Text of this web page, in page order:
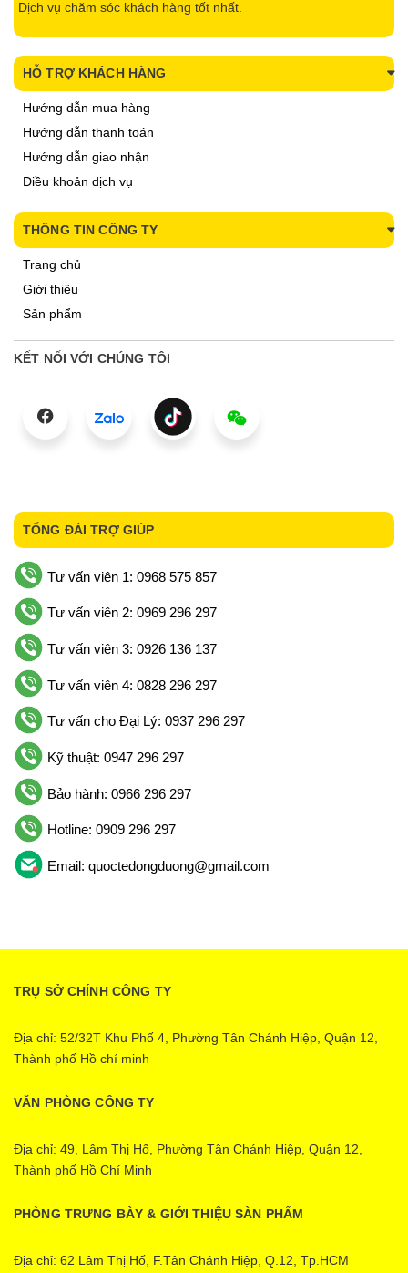
Dịch vụ chăm sóc khách hàng tốt nhất.
HỖ TRỢ KHÁCH HÀNG
Hướng dẫn mua hàng
Hướng dẫn thanh toán
Hướng dẫn giao nhận
Điều khoản dịch vụ
THÔNG TIN CÔNG TY
Trang chủ
Giới thiệu
Sản phẩm
KẾT NỐI VỚI CHÚNG TÔI
TỔNG ĐÀI TRỢ GIÚP
Tư vấn viên 1: 0968 575 857
Tư vấn viên 2: 0969 296 297
Tư vấn viên 3: 0926 136 137
Tư vấn viên 4: 0828 296 297
Tư vấn cho Đại Lý: 0937 296 297
Kỹ thuật: 0947 296 297
Bảo hành: 0966 296 297
Hotline: 0909 296 297
Email: quoctedongduong@gmail.com
TRỤ SỞ CHÍNH CÔNG TY
Địa chỉ: 52/32T Khu Phố 4, Phường Tân Chánh Hiệp, Quận 12,
Thành phố Hồ chí minh
VĂN PHÒNG CÔNG TY
Địa chỉ: 49, Lâm Thị Hố, Phường Tân Chánh Hiệp, Quận 12,
Thành phố Hồ Chí Minh
PHÒNG TRƯNG BÀY & GIỚI THIỆU SÀN PHẨM
Địa chỉ: 62 Lâm Thị Hố, F.Tân Chánh Hiệp, Q.12, Tp.HCM